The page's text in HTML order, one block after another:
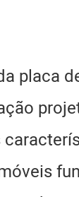
placa